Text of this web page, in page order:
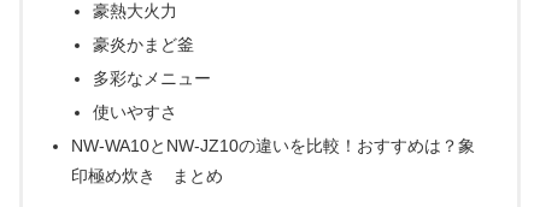
豪熱大火力
豪炎かまど釜
多彩なメニュー
使いやすさ
NW-WA10とNW-JZ10の違いを比較！おすすめは？象
印極め炊き まとめ